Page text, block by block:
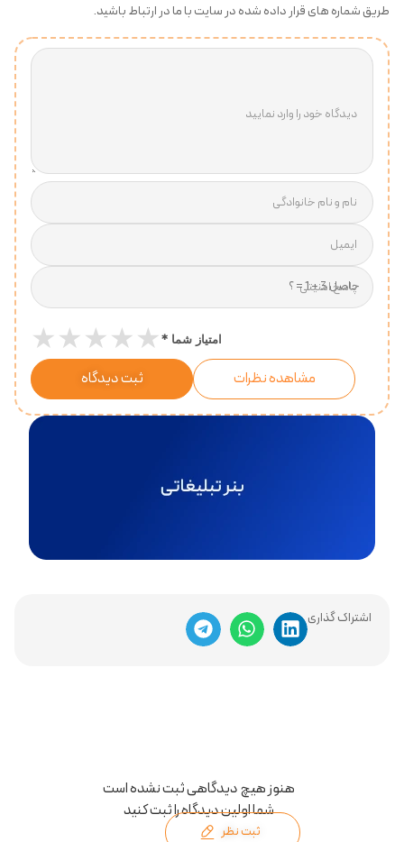
دیدگاه خود را وارد نمایید
نام و نام خانوادگی
ایمیل
پاسخ امنیتی
امتیاز شما *
★★★★★
ثبت دیدگاه مشاهده نظرات
اشتراک گذاری
طریق شماره های قرار داده شده در سایت با ما در ارتباط باشید.
هنوز هیچ دیدگاهی ثبت نشده است
شما اولین دیدگاه را ثبت کنید
ثبت نظر